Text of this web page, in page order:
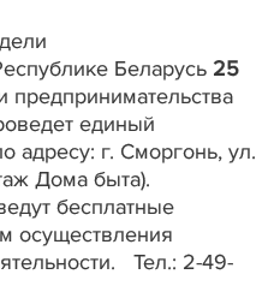
Беларусь 25
предпринимательства
единый
адресу: г. Сморгонь, ул.
Дома быта).
бесплатные
осуществления
Тел.: 2-49-